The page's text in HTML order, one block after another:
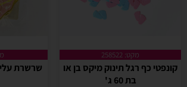
מקט: 258522
קונפטי כף רגל תינוק מיקס בן או
בת 60 ג'
שרשרת